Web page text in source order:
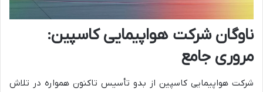
ناوگان شرکت هواپیمایی کاسپین:
مروری جامع
شرکت هواپیمایی کاسپین از بدو تأسیس تاکنون همواره در تلاش